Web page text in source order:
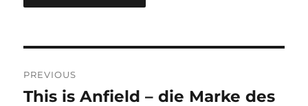
navigation
PREVIOUS
Previous
This is Anfield – die Marke des